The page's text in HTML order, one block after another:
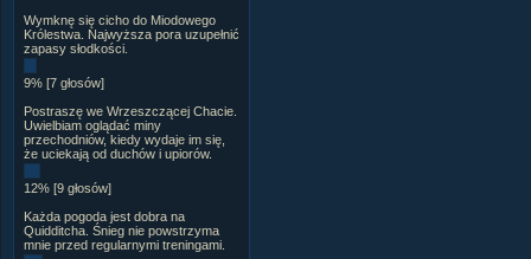
Wymknę się cicho do Miodowego
Królestwa. Najwyższa pora uzupełnić
zapasy słodkości.
9% [7 głosów]
Postraszę we Wrzeszczącej Chacie.
Uwielbiam oglądać miny
przechodniów, kiedy wydaje im się,
że uciekają od duchów i upiorów.
12% [9 głosów]
Każda pogoda jest dobra na
Quidditcha. Śnieg nie powstrzyma
mnie przed regularnymi treningami.